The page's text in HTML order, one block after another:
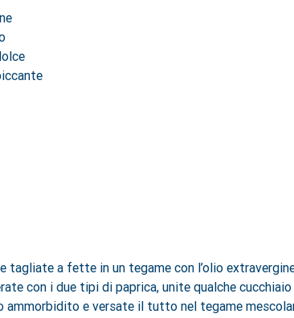
tagliate a fette in un tegame con l’olio
con i due tipi di paprica, unite qualche
ammorbidito e versate il tutto nel tegame